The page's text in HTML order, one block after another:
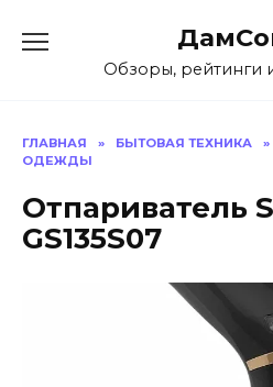
содержаниюОбзоры, рейтинги
ГЛАВНАЯ » БЫТОВАЯ ТЕХНИКА »
ОДЕЖДЫ
Отпариватель
GS135S07